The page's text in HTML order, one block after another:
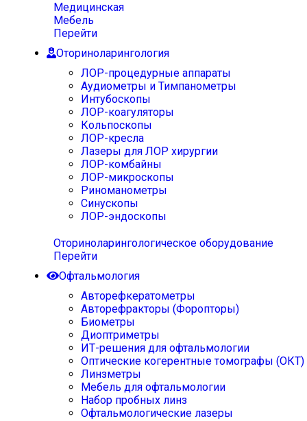
Медицинская
Мебель
Перейти
Оториноларингология
ЛОР-процедурные аппараты
Аудиометры и Тимпанометры
Интубоскопы
ЛОР-коагуляторы
Кольпоскопы
ЛОР-кресла
Лазеры для ЛОР хирургии
ЛОР-комбайны
ЛОР-микроскопы
Риноманометры
Синускопы
ЛОР-эндоскопы
Оториноларингологическое оборудование
Перейти
Офтальмология
Авторефкератометры
Авторефракторы (Форопторы)
Биометры
Диоптриметры
ИТ-решения для офтальмологии
Оптические когерентные томографы (ОКТ)
Линзметры
Мебель для офтальмологии
Набор пробных линз
Офтальмологические лазеры